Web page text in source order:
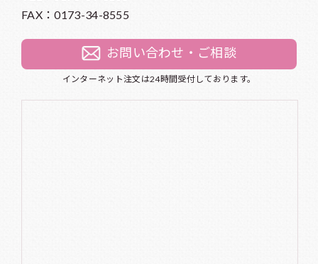
FAX：0173-34-8555
お問い合わせ・ご相談
インターネット注文は24時間受付しております。